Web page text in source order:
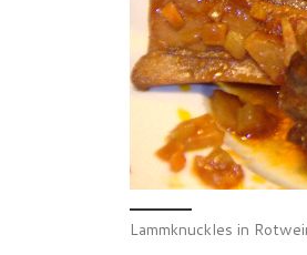
Lammknuckles in